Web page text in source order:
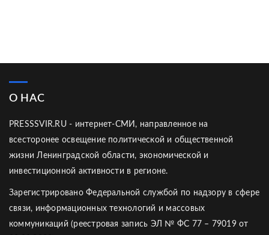
О НАС
PRESSSVIR.RU - интернет-СМИ, направленное на
всесторонее освещение политической и общественной
жизни Ленинградской области, экономической и
инвестиционной активности в регионе.
Зарегистрировано Федеральной службой по надзору в сфере
связи, информационных технологий и массовых
коммуникаций (реестровая запись ЭЛ № ФС 77 – 79019 от